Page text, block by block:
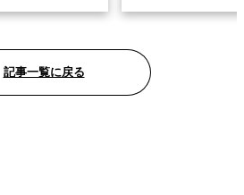
です。 本記事では、
知識から、図形を使った
構造…
記事一覧に戻る